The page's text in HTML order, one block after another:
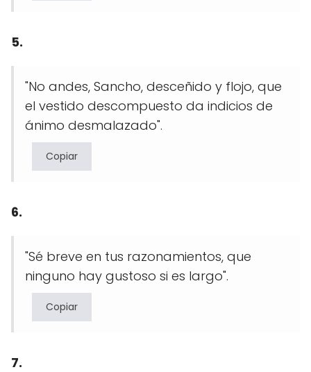
5.
"No andes, Sancho, desceñido y flojo, que
el vestido descompuesto da indicios de
ánimo desmalazado".
Copiar
6.
"Sé breve en tus razonamientos, que
ninguno hay gustoso si es largo".
Copiar
7.